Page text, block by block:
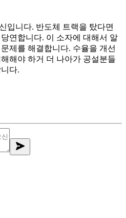
입니다. 반도체 트랙을 탔다면
연합니다. 이 소자에 대해서 알
제를 해결합니다. 수율을 개선
해야 하거 더 나아가 공설분들
다.